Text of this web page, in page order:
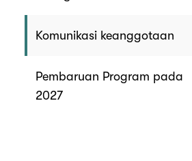
Komunikasi keanggotaan
Pembaruan Program pada
2027